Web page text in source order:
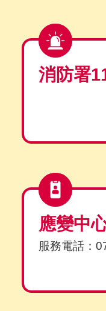
消防署
應變中
服務電話：